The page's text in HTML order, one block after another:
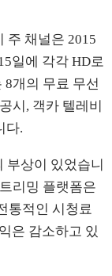
주 채널은 2015
일에 각각 HD로
개의 무료 무선
시, 객카 텔레비
다.
부상이 있었습니
리밍 플랫폼은
통적인 시청료
은 감소하고 있